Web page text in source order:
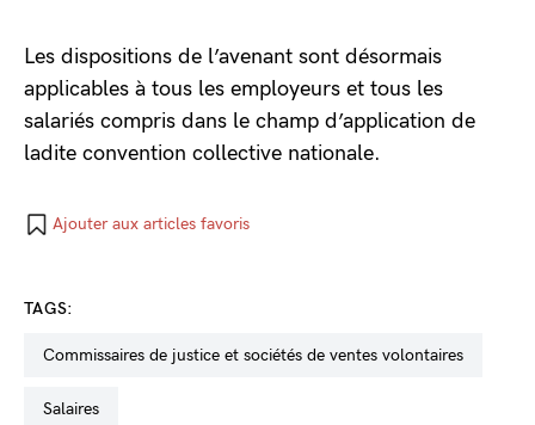
Les dispositions de l’avenant sont désormais
applicables à tous les employeurs et tous les
salariés compris dans le champ d’application de
ladite convention collective nationale.
Ajouter aux articles favoris
TAGS:
commissaires de justice et sociétés de ventes volontaires
salaires